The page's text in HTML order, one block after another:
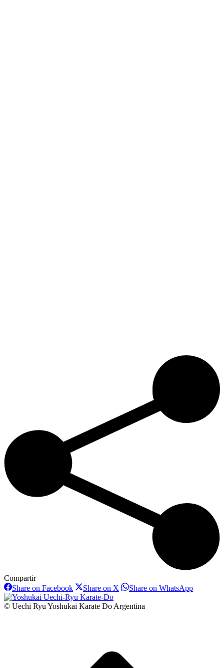
Compartir
Share on FacebookShare
on
Facebook
Share on X Share
X
Share on WhatsAppShare
© Uechi Ryu Yoshukai Karate Do Argentina